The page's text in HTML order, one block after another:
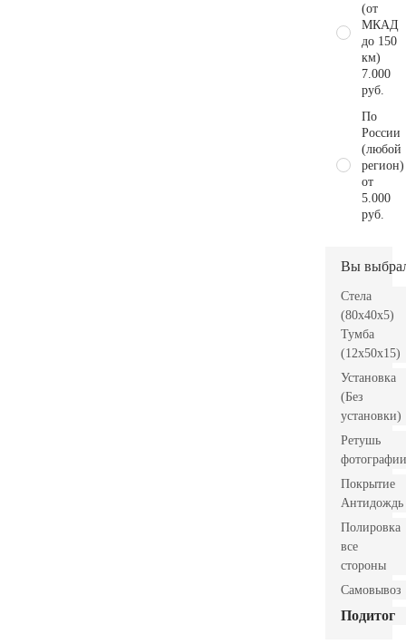
(от
МКАД
до 150
км)
7.000
руб.
По
России
(любой
регион)
от
5.000
руб.
Вы
Стела
(80x40x5)
Тумба
(12x50x15)
Установка
(Без
установки)
Ретушь
фотографии
Покрытие
Антидождь
Полировка
все
стороны
Самовывоз
Подитог